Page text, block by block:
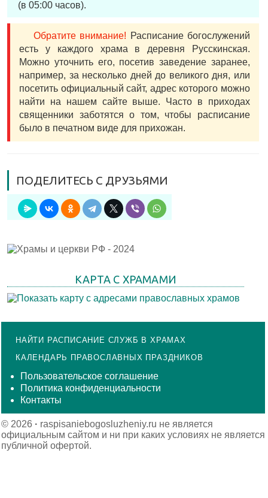
(в 05:00 часов).
Обратите внимание! Расписание богослужений
есть у каждого храма в деревня Русскинская.
Можно уточнить его, посетив заведение заранее,
например, за несколько дней до великого дня, или
посетить официальный сайт, адрес которого можно
найти на нашем сайте выше. Часто в приходах
священники заботятся о том, чтобы расписание
было в печатном виде для прихожан.
ПОДЕЛИТЕСЬ С ДРУЗЬЯМИ
КАРТА С ХРАМАМИ
НАЙТИ РАСПИСАНИЕ СЛУЖБ В ХРАМАХ
КАЛЕНДАРЬ ПРАВОСЛАВНЫХ ПРАЗДНИКОВ
Пользовательское соглашение
Политика конфиденциальности
Контакты
© 2026 · raspisaniebogosluzheniy.ru не является
официальным сайтом и ни при каких условиях не является
публичной офертой.